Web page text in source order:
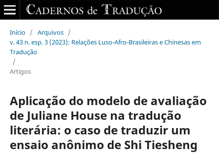
Início / Arquivos /
v. 43 n. esp. 3 (2023): Relações Luso-Afro-Brasileiras e Chinesas em
Tradução
/
Artigos
Aplicação do modelo de avaliação
de Juliane House na tradução
literária: o caso de traduzir um
ensaio anônimo de Shi Tiesheng